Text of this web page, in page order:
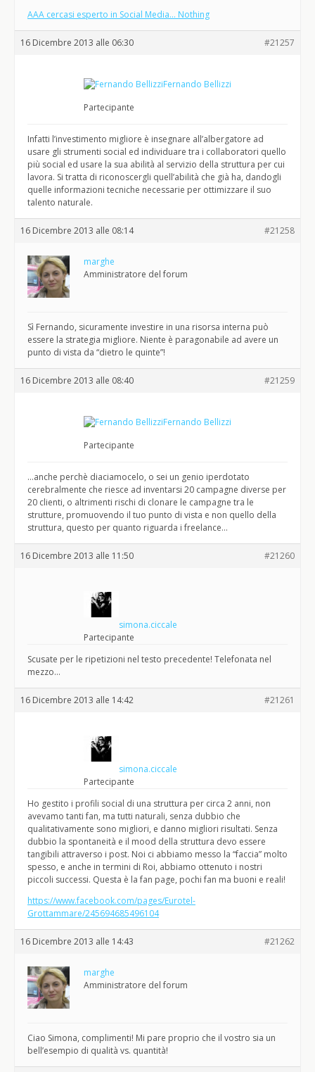
AAA cercasi esperto in Social Media… Nothing
16 Dicembre 2013 alle 06:30 #21257
Fernando Bellizzi
Partecipante
Infatti l’investimento migliore è insegnare all’albergatore ad
usare gli strumenti social ed individuare tra i collaboratori quello
più social ed usare la sua abilità al servizio della struttura per cui
lavora. Si tratta di riconoscergli quell’abilità che già ha, dandogli
quelle informazioni tecniche necessarie per ottimizzare il suo
talento naturale.
16 Dicembre 2013 alle 08:14 #21258
marghe
Amministratore del forum
Sì Fernando, sicuramente investire in una risorsa interna può
essere la strategia migliore. Niente è paragonabile ad avere un
punto di vista da “dietro le quinte”!
16 Dicembre 2013 alle 08:40 #21259
Fernando Bellizzi
Partecipante
…anche perchè diaciamocelo, o sei un genio iperdotato
cerebralmente che riesce ad inventarsi 20 campagne diverse per
20 clienti, o altrimenti rischi di clonare le campagne tra le
strutture, promuovendo il tuo punto di vista e non quello della
struttura, questo per quanto riguarda i freelance…
16 Dicembre 2013 alle 11:50 #21260
simona.ciccale
Partecipante
Scusate per le ripetizioni nel testo precedente! Telefonata nel
mezzo…
16 Dicembre 2013 alle 14:42 #21261
simona.ciccale
Partecipante
Ho gestito i profili social di una struttura per circa 2 anni, non
avevamo tanti fan, ma tutti naturali, senza dubbio che
qualitativamente sono migliori, e danno migliori risultati. Senza
dubbio la spontaneità e il mood della struttura devo essere
tangibili attraverso i post. Noi ci abbiamo messo la “faccia” molto
spesso, e anche in termini di Roi, abbiamo ottenuto i nostri
piccoli successi. Questa è la fan page, pochi fan ma buoni e reali!
https://www.facebook.com/pages/Eurotel-
Grottammare/245694685496104
16 Dicembre 2013 alle 14:43 #21262
marghe
Amministratore del forum
Ciao Simona, complimenti! Mi pare proprio che il vostro sia un
bell’esempio di qualità vs. quantità!